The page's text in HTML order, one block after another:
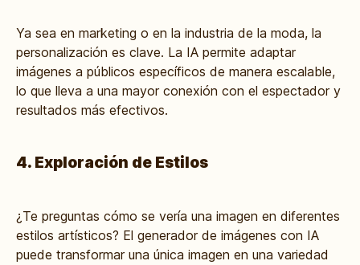
Ya sea en marketing o en la industria de la moda, la
personalización es clave. La IA permite adaptar
imágenes a públicos específicos de manera escalable,
lo que lleva a una mayor conexión con el espectador y
resultados más efectivos.
4. Exploración de Estilos
¿Te preguntas cómo se vería una imagen en diferentes
estilos artísticos? El generador de imágenes con IA
puede transformar una única imagen en una variedad